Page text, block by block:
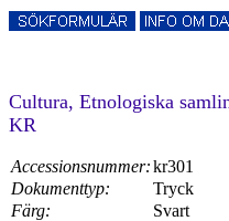
Cultura, Etnologiska
KR
Accessionsnummer:kr301
Dokumenttyp:
Tryck
Färg:
Svart